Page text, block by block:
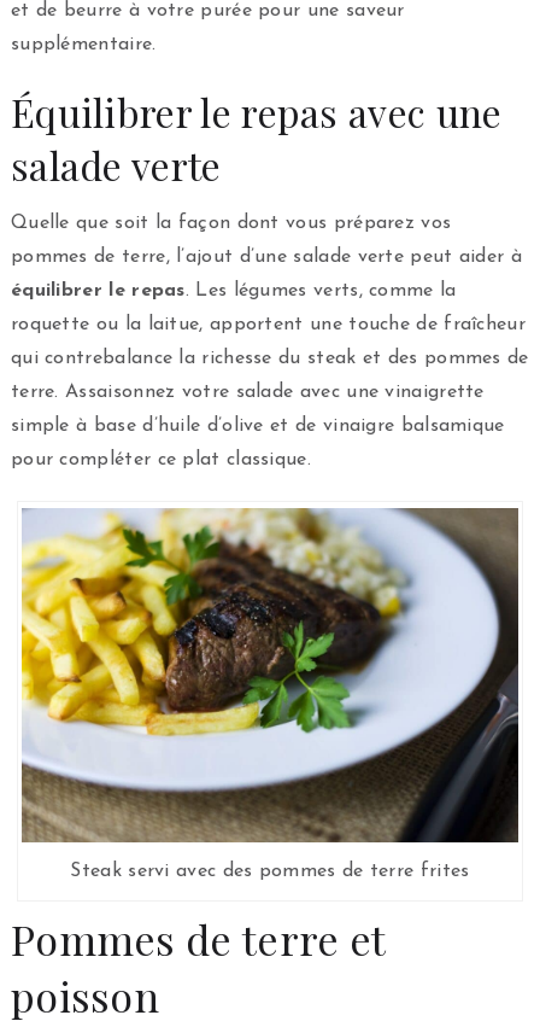
et de beurre à votre purée pour une saveur
supplémentaire.
Équilibrer le repas avec une
salade verte
Quelle que soit la façon dont vous préparez vos
pommes de terre, l’ajout d’une salade verte peut aider à
équilibrer le repas. Les légumes verts, comme la
roquette ou la laitue, apportent une touche de fraîcheur
qui contrebalance la richesse du steak et des pommes de
terre. Assaisonnez votre salade avec une vinaigrette
simple à base d’huile d’olive et de vinaigre balsamique
pour compléter ce plat classique.
Steak servi avec des pommes de terre frites
Pommes de terre et
poisson